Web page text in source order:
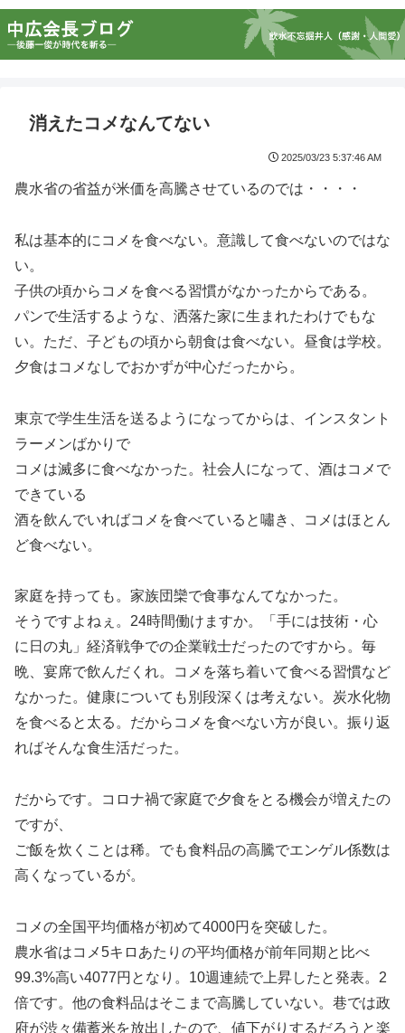
消えたコメなんてない
2025/03/23 5:37:46 AM
農水省の省益が米価を高騰させているのでは・・・・
私は基本的にコメを食べない。意識して食べないのではな
い。
子供の頃からコメを食べる習慣がなかったからである。
パンで生活するような、洒落た家に生まれたわけでもな
い。ただ、子どもの頃から朝食は食べない。昼食は学校。
夕食はコメなしでおかずが中心だったから。
東京で学生生活を送るようになってからは、インスタント
ラーメンばかりで
コメは滅多に食べなかった。社会人になって、酒はコメで
できている
酒を飲んでいればコメを食べていると嘯き、コメはほとん
ど食べない。
家庭を持っても。家族団欒で食事なんてなかった。
そうですよねぇ。24時間働けますか。「手には技術・心
に日の丸」経済戦争での企業戦士だったのですから。毎
晩、宴席で飲んだくれ。コメを落ち着いて食べる習慣など
なかった。健康についても別段深くは考えない。炭水化物
を食べると太る。だからコメを食べない方が良い。振り返
ればそんな食生活だった。
だからです。コロナ禍で家庭で夕食をとる機会が増えたの
ですが、
ご飯を炊くことは稀。でも食料品の高騰でエンゲル係数は
高くなっているが。
コメの全国平均価格が初めて4000円を突破した。
農水省はコメ5キロあたりの平均価格が前年同期と比べ
99.3%高い4077円となり。10週連続で上昇したと発表。2
倍です。他の食料品はそこまで高騰していない。巷では政
府が渋々備蓄米を放出したので、値下がりするだろうと楽